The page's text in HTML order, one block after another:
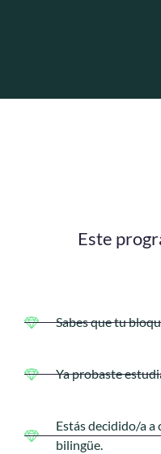
Este
Sabes que tu
Ya probaste
Estás decidido/a
bilingüe.